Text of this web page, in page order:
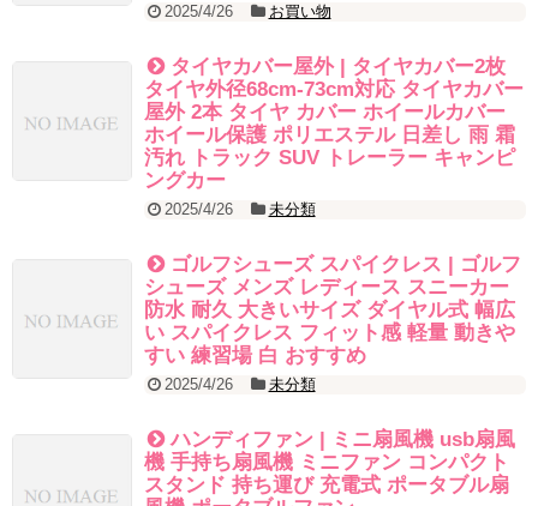
2025/4/26 お買い物
タイヤカバー屋外 | タイヤカバー2枚
タイヤ外径68cm-73cm対応 タイヤカバー
屋外 2本 タイヤ カバー ホイールカバー
ホイール保護 ポリエステル 日差し 雨 霜
汚れ トラック SUV トレーラー キャンピ
ングカー
2025/4/26 未分類
ゴルフシューズ スパイクレス | ゴルフ
シューズ メンズ レディース スニーカー
防水 耐久 大きいサイズ ダイヤル式 幅広
い スパイクレス フィット感 軽量 動きや
すい 練習場 白 おすすめ
2025/4/26 未分類
ハンディファン | ミニ扇風機 usb扇風
機 手持ち扇風機 ミニファン コンパクト
スタンド 持ち運び 充電式 ポータブル扇